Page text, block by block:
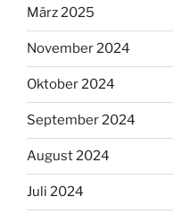
März 2025
November 2024
Oktober 2024
September 2024
August 2024
Juli 2024